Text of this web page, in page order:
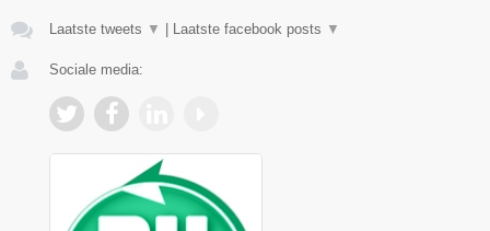
Laatste tweets ▼ Laatste facebook posts ▼
Sociale media: